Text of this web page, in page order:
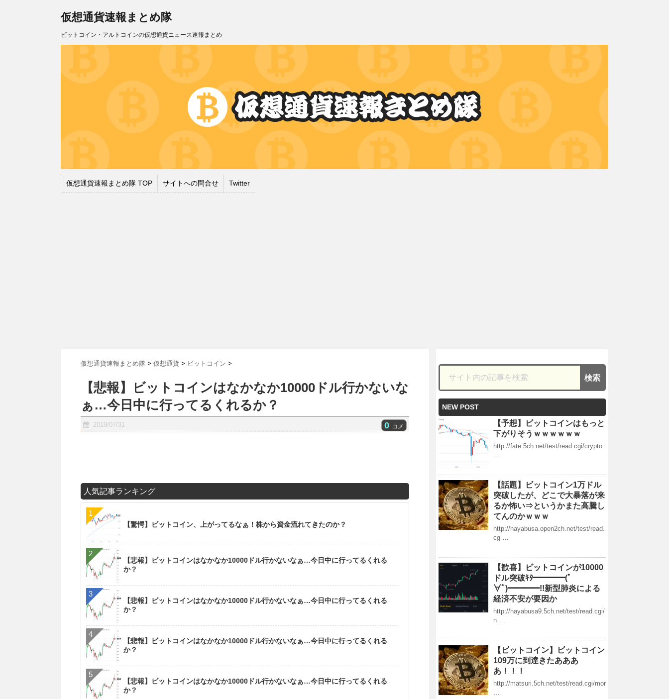
仮想通貨速報まとめ隊
ビットコイン・アルトコインの仮想通貨ニュース速報まとめ
仮想通貨速報まとめ隊 TOP サイトへの問合せ Twitter
仮想通貨速報まとめ隊 > 仮想通貨 > ビットコイン >
【悲報】ビットコインはなかなか10000ドル行かないな
ぁ…今日中に行ってるくれるか？
2019/07/31 0 コメ
人気記事ランキング
【驚愕】ビットコイン、上がってるなぁ！株から資金流れてきたのか？
【悲報】ビットコインはなかなか10000ドル行かないなぁ…今日中に行ってるくれる
か？
【悲報】ビットコインはなかなか10000ドル行かないなぁ…今日中に行ってるくれる
か？
【悲報】ビットコインはなかなか10000ドル行かないなぁ…今日中に行ってるくれる
か？
【悲報】ビットコインはなかなか10000ドル行かないなぁ…今日中に行ってるくれる
か？
NEW POST
【予想】ビットコインはもっと
下がりそうｗｗｗｗｗｗ
http://fate.5ch.net/test/read.cgi/crypto
…
【話題】ビットコイン1万ドル
突破したが、どこで大暴落が来
るか怖い⇒というかまた高騰し
てんのかｗｗｗ
http://hayabusa.open2ch.net/test/read.
cg …
【歓喜】ビットコインが10000
ドル突破ｷﾀ━━━━(ﾟ
∀ﾟ)━━━━!!新型肺炎による
経済不安が要因か
http://hayabusa9.5ch.net/test/read.cgi/
n …
【ビットコイン】ビットコイン
109万に到達きたあああ
あ！！！
http://matsuri.5ch.net/test/read.cgi/mor
…